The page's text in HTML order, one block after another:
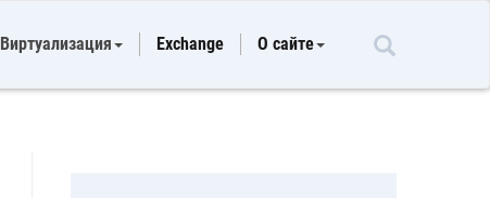
Виртуализация Exchange О сайте